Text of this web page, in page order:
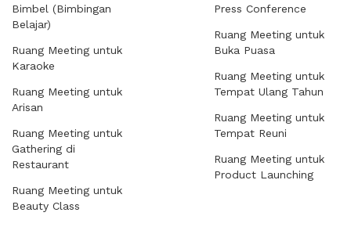
Bimbel (Bimbingan
Belajar)
Ruang Meeting untuk
Karaoke
Ruang Meeting untuk
Arisan
Ruang Meeting untuk
Gathering di
Restaurant
Ruang Meeting untuk
Beauty Class
Press Conference
Ruang Meeting untuk
Buka Puasa
Ruang Meeting untuk
Tempat Ulang Tahun
Ruang Meeting untuk
Tempat Reuni
Ruang Meeting untuk
Product Launching